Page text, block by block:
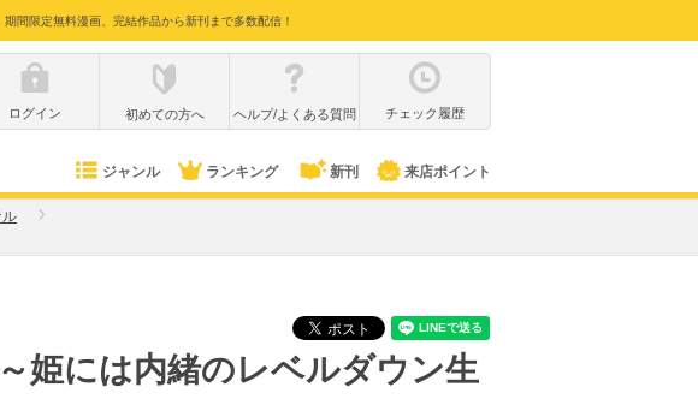
間限定無料漫画、完結作品から新刊まで多数配信！
ログイン 初めての方へ ヘルプ/よくある質問 チェック履歴
ジャンル ランキング 新刊 来店ポイント
ル
姫には内緒のレベルダウン生